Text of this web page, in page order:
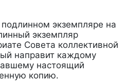
экземпляре на
экземпляр
Совета коллективной
направит каждому
настоящий
копию.